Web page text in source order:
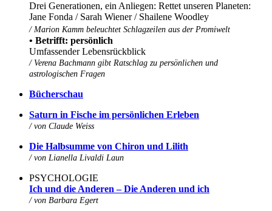
Drei Generationen, ein Anliegen: Rettet unseren Planeten:
Jane Fonda / Sarah Wiener / Shailene Woodley
/ Marion Kamm beleuchtet Schlagzeilen aus der Promiwelt
• Betrifft: persönlich
Umfassender Lebensrückblick
/ Verena Bachmann gibt Ratschlag zu persönlichen und
astrologischen Fragen
Bücherschau
Saturn in Fische im persönlichen Erleben
/ von Claude Weiss
Die Halbsumme von Chiron und Lilith
/ von Lianella Livaldi Laun
PSYCHOLOGIE
Ich und die Anderen – Die Anderen und ich
/ von Barbara Egert